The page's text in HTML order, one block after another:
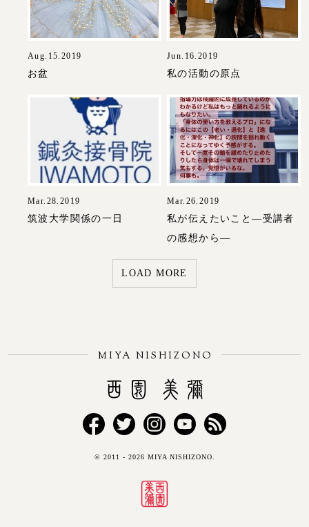
Aug.15.2019
お盆
Jun.16.2019
私の活動の原点
Mar.28.2019
筑波大学関係の一日
Mar.26.2019
私が伝えたいこと―受講者
の感想から―
LOAD MORE
MIYA NISHIZONO
Miya Nishizono
FEED
© 2011 - 2026 MIYA NISHIZONO.